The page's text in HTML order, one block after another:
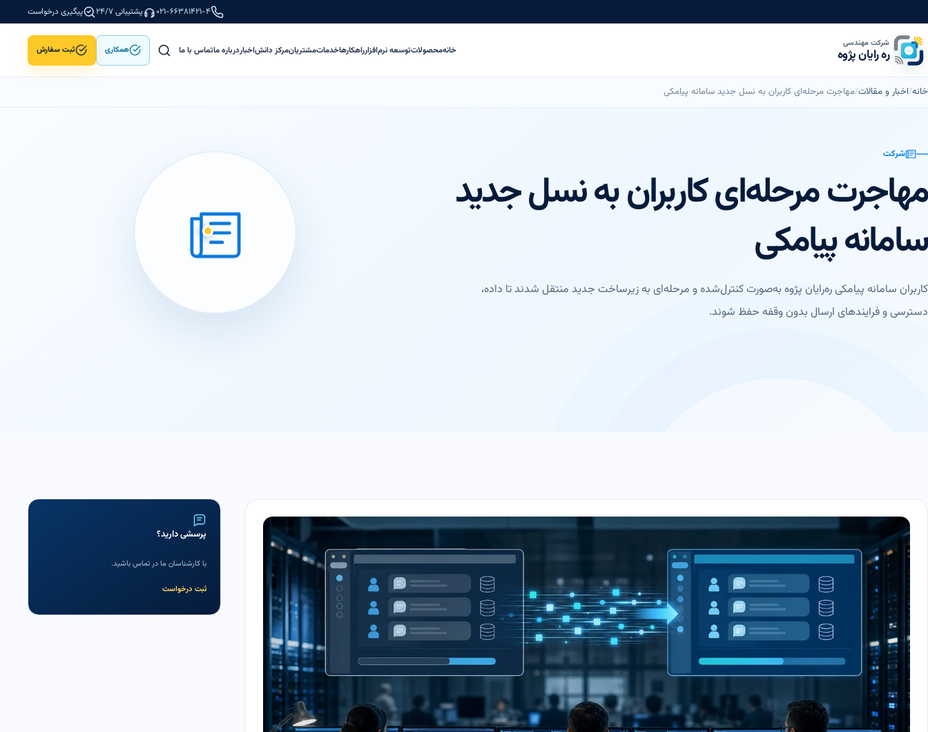
۰۲۱-۶۶۳۸۱۴۲۱-۴ پشتیبانی ۲۴/۷ پیگیری درخواست
شرکت مهندسی
ره رایان پژوه خانهمحصولاتتوسعه نرم‌افزارراهکارهاخدماتمشتریانمرکز دانشاخباردرباره ماتماس با ما همکاری ثبت سفارش
خانه اخبار و مقالات مهاجرت مرحله‌ای کاربران به نسل جدید سامانه پیامکی
شرکت
مهاجرت مرحله‌ای کاربران به نسل جدید
سامانه پیامکی
کاربران سامانه پیامکی ره‌رایان پژوه به‌صورت کنترل‌شده و مرحله‌ای به زیرساخت جدید منتقل شدند تا داده،
دسترسی و فرایندهای ارسال بدون وقفه حفظ شوند.
پرسشی دارید؟
با کارشناسان ما در تماس باشید.
ثبت درخواست